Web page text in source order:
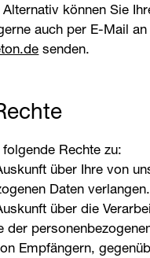
können Sie
auch per E-Mail an
senden.
folgende Rechte zu:
über Ihre von
Daten
über die
der
Empfängern,